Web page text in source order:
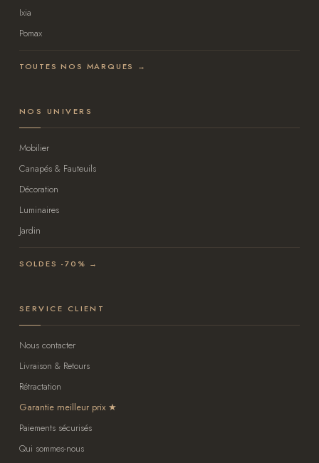
Ixia
Pomax
TOUTES NOS MARQUES →
NOS UNIVERS
Mobilier
Canapés & Fauteuils
Décoration
Luminaires
Jardin
SOLDES -70% →
SERVICE CLIENT
Nous contacter
Livraison & Retours
Rétractation
Garantie meilleur prix
Paiements sécurisés
Qui sommes-nous